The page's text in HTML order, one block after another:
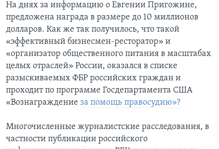
На днях за информацию о Евгении Пригожине,
предложена награда в размере до 10 миллионов
долларов. Как же так получилось, что такой
«эффективный бизнесмен-ресторатор» и
«организатор общественного питания в масштабах
целых отраслей» России, оказался в списке
разыскиваемых ФБР российских граждан и
проходит по программе Госдепартамента США
«Вознаграждение за помощь правосудию»?
Многочисленные журналистские расследования, в
частности публикации российского